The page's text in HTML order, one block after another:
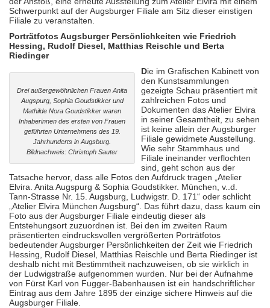
Schwerpunkt auf der Augsburger Filiale am Sitz dieser einstigen
Filiale zu veranstalten.
Porträtfotos Augsburger Persönlichkeiten wie Friedrich
Hessing, Rudolf Diesel, Matthias Reischle und Berta
Riedinger
Drei außergewöhnlichen Frauen Anita
Augspurg, Sophia Goudstikker und
Mathilde Nora Goudstikker waren
Inhaberinnen des ersten von Frauen
geführten Unternehmens des 19.
Jahrhunderts in Augsburg.
Bildnachweis: Christoph Sauter
Die im Grafischen Kabinett von
den Kunstsammlungen
gezeigte Schau präsentiert mit
zahlreichen Fotos und
Dokumenten das Atelier Elvira
in seiner Gesamtheit, zu sehen
ist keine allein der Augsburger
Filiale gewidmete Ausstellung.
Wie sehr Stammhaus und
Filiale ineinander verflochten
sind, geht schon aus der
Tatsache hervor, dass alle Fotos den Aufdruck tragen „Atelier
Elvira. Anita Augspurg & Sophia Goudstikker. München, v..d.
Tann-Strasse Nr. 15. Augsburg, Ludwigstr. D. 171“ oder schlicht
„Atelier Elvira München Augsburg“. Das führt dazu, dass kaum ein
Foto aus der Augsburger Filiale eindeutig dieser als
Entstehungsort zuzuordnen ist. Bei den im zweiten Raum
präsentierten eindrucksvollen vergrößerten Porträtfotos
bedeutender Augsburger Persönlichkeiten der Zeit wie Friedrich
Hessing, Rudolf Diesel, Matthias Reischle und Berta Riedinger ist
deshalb nicht mit Bestimmtheit nachzuweisen, ob sie wirklich in
der Ludwigstraße aufgenommen wurden. Nur bei der Aufnahme
von Fürst Karl von Fugger-Babenhausen ist ein handschriftlicher
Eintrag aus dem Jahre 1895 der einzige sichere Hinweis auf die
Augsburger Filiale.